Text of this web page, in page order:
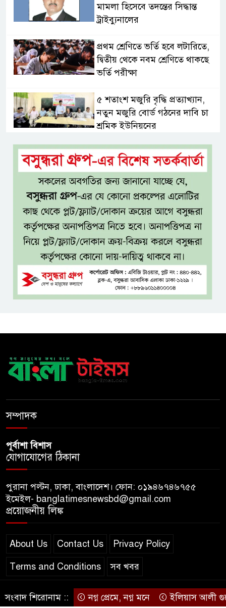
মামলা হিসেবে তদন্তের সিদ্ধান্ত
ট্রাইব্যুনালের
প্রথম শ্রেণিতে ভর্তি হবে লটারিতে,
দ্বিতীয় থেকে নবম শ্রেণিতে থাকছে
ভর্তি পরীক্ষা
৫ শতাংশ মজুরি বৃদ্ধি প্রত্যাখ্যান,
নতুন মজুরি বোর্ড গঠনের দাবি চা
শ্রমিক ইউনিয়নের
টাঙ্গাইল জেলা পরিষদের উদ্যোগে
২৩ লাখ টাকার আর্থিক অনুদানের
চেক বিতরণ
ধলেশ্বরী থেকে অবৈধ বালু উত্তোলন,
হুমকিতে শামসুল হক সেতু
বঙ্গভবনের নতুন বাসিন্দা কি মির্জা
ফখরুল? বিএনপিতে জোর
আলোচনা, সিদ্ধান্ত নেবেন তারেক
রহমান
বাংলাদেশে এলো থাইল্যান্ডের শীর্ষ
কফি ব্র্যান্ড ‘ক্যাফে আমাজন
সম্পাদক
পূর্বাশা বিশাস
যোগাযোগের ঠিকানা
পুরানা পল্টন, ঢাকা, বাংলাদেশ। ফোন: ০১৯৪৬৭৪৬৭৫৫
ইমেইল- banglatimesnewsbd@gmail.com
প্রয়োজনীয় লিঙ্ক
About Us Contact Us Privacy Policy
Terms and Conditions সব খবর
© স্বত্ব বাংলা-টাইমস ২০২০-২০২৪
সংবাদ শিরোনাম :: নগ্ন প্রেমে, নগ্ন মনে ইলিয়াস আলী গুমের